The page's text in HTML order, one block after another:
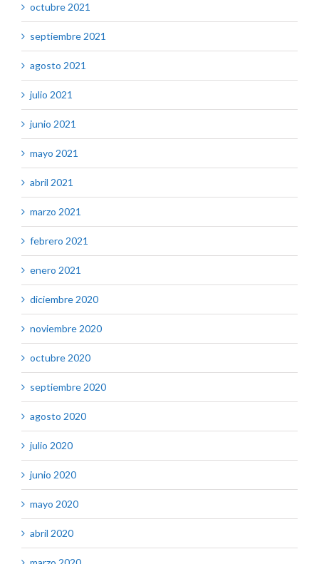
octubre 2021
septiembre 2021
agosto 2021
julio 2021
junio 2021
mayo 2021
abril 2021
marzo 2021
febrero 2021
enero 2021
diciembre 2020
noviembre 2020
octubre 2020
septiembre 2020
agosto 2020
julio 2020
junio 2020
mayo 2020
abril 2020